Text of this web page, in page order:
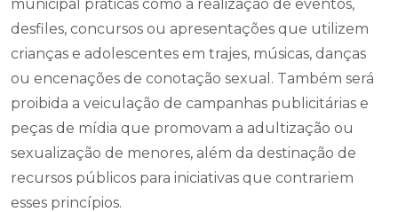
municipal práticas como a realização de eventos,
desfiles, concursos ou apresentações que utilizem
crianças e adolescentes em trajes, músicas, danças
ou encenações de conotação sexual. Também será
proibida a veiculação de campanhas publicitárias e
peças de mídia que promovam a adultização ou
sexualização de menores, além da destinação de
recursos públicos para iniciativas que contrariem
esses princípios.